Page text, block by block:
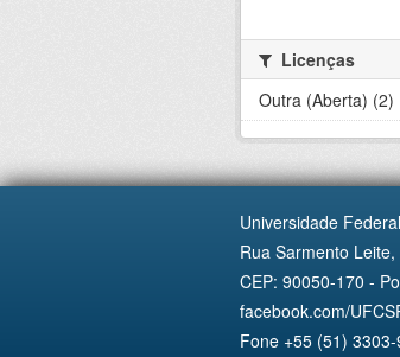
Licenças
Outra (Aberta) (2)
Universidade
Rua Sarmento
CEP: 90050-170 -
facebook.com/
Fone +55 (51)